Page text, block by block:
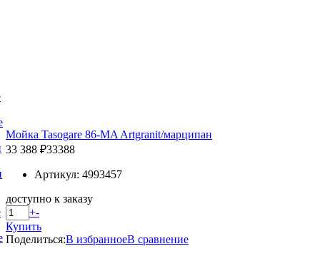
Мойка Tasogare 86-MA Artgranit/марципан
33 388 ₽33388
Артикул: 4993457
доступно к заказу
+-
Купить
Поделиться:В избранноеВ сравнение